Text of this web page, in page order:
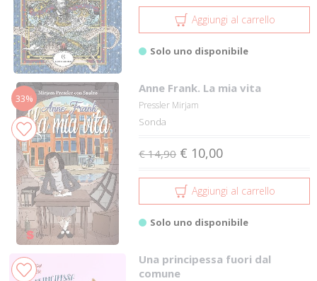
Aggiungi al carrello
Solo uno disponibile
33%
Anne Frank. La mia vita
Pressler Mirjam
Sonda
€ 14,90 € 10,00
Aggiungi al carrello
Solo uno disponibile
Una principessa fuori dal
comune